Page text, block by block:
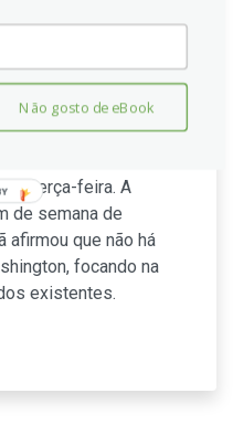
no Catar;
Trump, declarou via
terça-feira. A
de semana de
afirmou que não há
focando na
existentes.
Não gosto de eBook